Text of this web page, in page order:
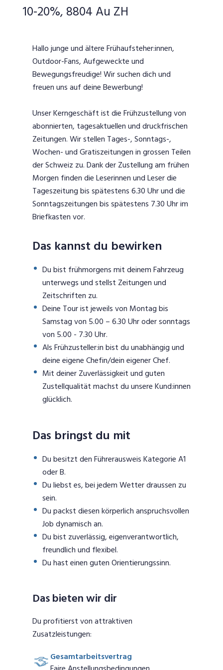
10-20%, 8804 Au ZH
Hallo junge und ältere Frühaufsteher:innen,
Outdoor-Fans, Aufgeweckte und
Bewegungsfreudige! Wir suchen dich und
freuen uns auf deine Bewerbung!
Unser Kerngeschäft ist die Frühzustellung von
abonnierten, tagesaktuellen und druckfrischen
Zeitungen. Wir stellen Tages-, Sonntags-,
Wochen- und Gratiszeitungen in grossen Teilen
der Schweiz zu. Dank der Zustellung am frühen
Morgen finden die Leserinnen und Leser die
Tageszeitung bis spätestens 6.30 Uhr und die
Sonntagszeitungen bis spätestens 7.30 Uhr im
Briefkasten vor.
Das kannst du bewirken
Du bist frühmorgens mit deinem Fahrzeug
unterwegs und stellst Zeitungen und
Zeitschriften zu.
Deine Tour ist jeweils von Montag bis
Samstag von 5.00 – 6.30 Uhr oder sonntags
von 5.00 - 7.30 Uhr.
Als Frühzusteller:in bist du unabhängig und
deine eigene Chefin/dein eigener Chef.
Mit deiner Zuverlässigkeit und guten
Zustellqualität machst du unsere Kund:innen
glücklich.
Das bringst du mit
Du besitzt den Führerausweis Kategorie A1
oder B.
Du liebst es, bei jedem Wetter draussen zu
sein.
Du packst diesen körperlich anspruchsvollen
Job dynamisch an.
Du bist zuverlässig, eigenverantwortlich,
freundlich und flexibel.
Du hast einen guten Orientierungssinn.
Das bieten wir dir
Du profitierst von attraktiven
Zusatzleistungen:
Gesamtarbeitsvertrag